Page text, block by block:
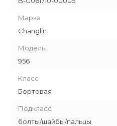
Марка
Changlin
Модель
956
Класс
Бортовая
Подкласс
болты/шайбы/пальцы